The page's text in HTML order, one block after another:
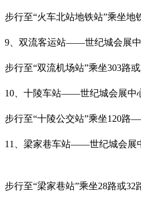
步行至“火车北站地铁站”乘坐地
9、双流客运站——世纪城会展
步行至“双流机场站”乘坐303
10、十陵车站——世纪城会展中
步行至“十陵公交站”乘坐120
11、梁家巷车站——世纪城会展
步行至“梁家巷站”乘坐28路或